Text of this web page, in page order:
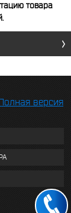
товара
версия